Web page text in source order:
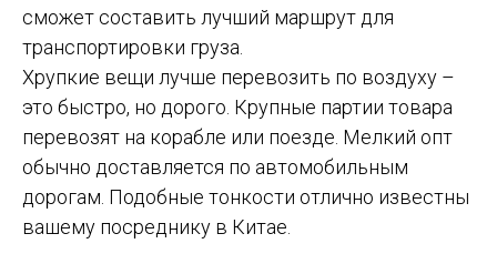
сможет составить лучший маршрут для
транспортировки груза.
Хрупкие вещи лучше перевозить по воздуху –
это быстро, но дорого. Крупные партии товара
перевозят на корабле или поезде. Мелкий опт
обычно доставляется по автомобильным
дорогам. Подобные тонкости отлично известны
вашему посреднику в Китае.